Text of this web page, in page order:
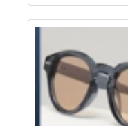
женские